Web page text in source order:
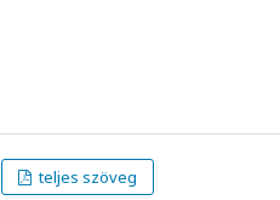
teljes szöveg